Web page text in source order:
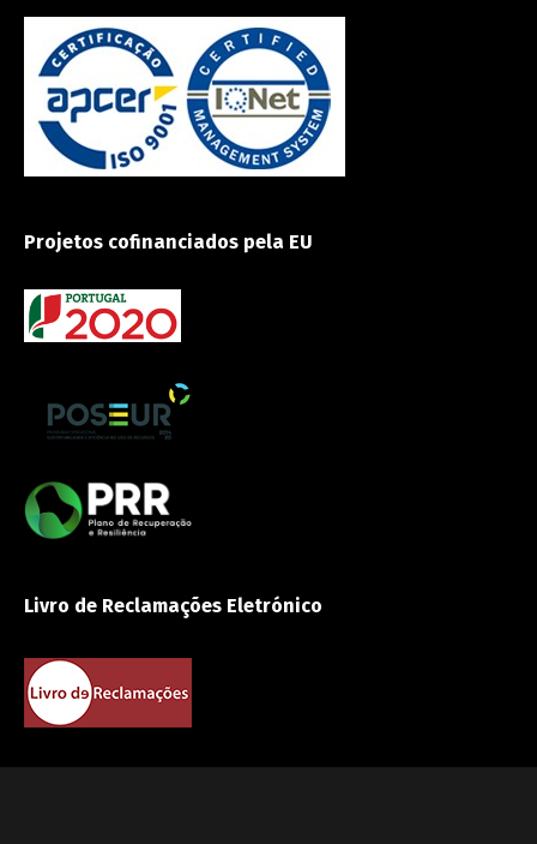
Projetos cofinanciados pela EU
Livro de Reclamações Eletrónico